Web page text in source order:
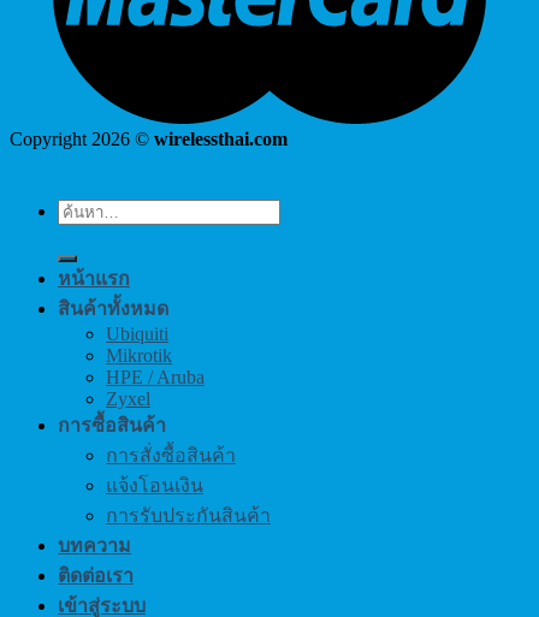
Copyright 2026 © wirelessthai.com
ค้นหา:
หน้าแรก
สินค้าทั้งหมด
Ubiquiti
Mikrotik
HPE / Aruba
Zyxel
การซื้อสินค้า
การสั่งซื้อสินค้า
แจ้งโอนเงิน
การรับประกันสินค้า
บทความ
ติดต่อเรา
เข้าสู่ระบบ